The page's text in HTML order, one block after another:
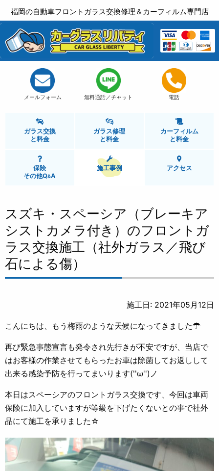
福岡の自動車フロントガラス交換修理＆カーフィルム専門店
メールフォーム 無料通話／チャット 電話
ガラス交換
と料金
ガラス修理
と料金
カーフィルム
と料金
保険
その他Q&A
施工事例 アクセス
スズキ・スペーシア（ブレーキア
シストカメラ付き）のフロントガ
ラス交換施工（社外ガラス／飛び
石による傷）
施工日: 2021年05月12日
こんにちは、もう梅雨のような天候になってきました☂
再び緊急事態宣言も発令され先行きが不安ですが、当店で
はお客様の作業させてもらったお車は除菌してお返しして
出来る感染予防を行ってまいります(''ω'')ノ
本日はスペーシアのフロントガラス交換です、今回は車両
保険に加入していますが等級を下げたくないとの事で社外
品にて施工を承りました☆